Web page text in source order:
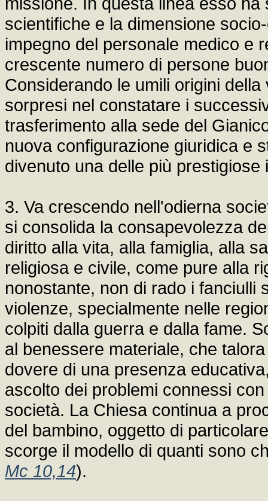
scientifiche e la dimensione
impegno del personale medico e
crescente numero di persone
Considerando le umili origini
sorpresi nel constatare i
trasferimento alla sede del
nuova configurazione giuridica e
divenuto una delle più
3. Va crescendo nell'odierna
si consolida la consapevolezza
diritto alla vita, alla famiglia, alla
religiosa e civile, come pure alla
nonostante, non di rado i fanciulli
violenze, specialmente nelle
colpiti dalla guerra e dalla fame.
al benessere materiale, che
dovere di una presenza
ascolto dei problemi connessi
società. La Chiesa continua a
del bambino, oggetto di
scorge il modello di quanti sono
Mc 10,14).